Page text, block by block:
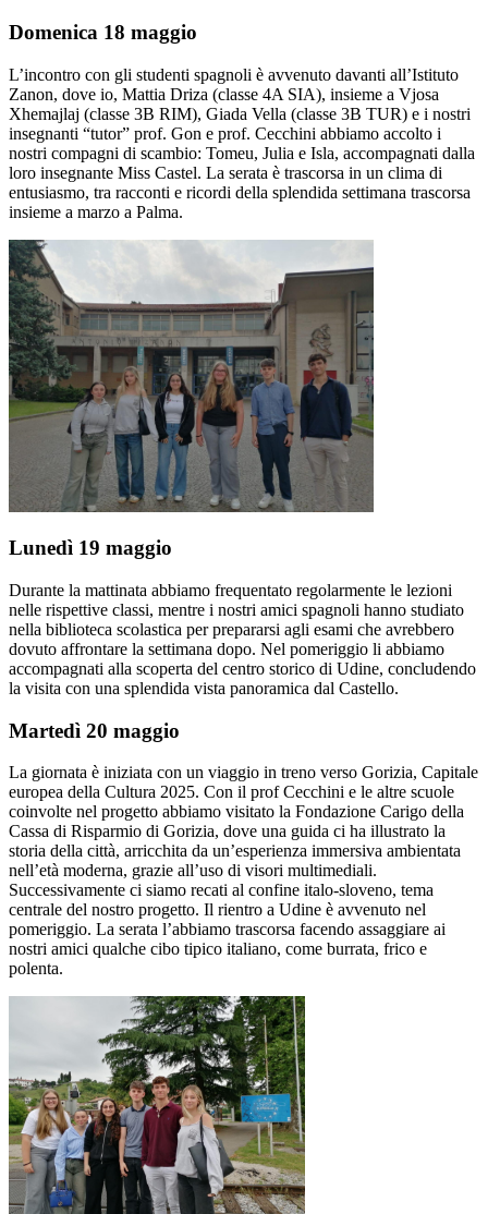
Domenica 18 maggio
L’incontro con gli studenti spagnoli è avvenuto davanti all’Istituto
Zanon, dove io, Mattia Driza (classe 4A SIA), insieme a Vjosa
Xhemajlaj (classe 3B RIM), Giada Vella (classe 3B TUR) e i nostri
insegnanti “tutor” prof. Gon e prof. Cecchini abbiamo accolto i
nostri compagni di scambio: Tomeu, Julia e Isla, accompagnati dalla
loro insegnante Miss Castel. La serata è trascorsa in un clima di
entusiasmo, tra racconti e ricordi della splendida settimana trascorsa
insieme a marzo a Palma.
Lunedì 19 maggio
Durante la mattinata abbiamo frequentato regolarmente le lezioni
nelle rispettive classi, mentre i nostri amici spagnoli hanno studiato
nella biblioteca scolastica per prepararsi agli esami che avrebbero
dovuto affrontare la settimana dopo. Nel pomeriggio li abbiamo
accompagnati alla scoperta del centro storico di Udine, concludendo
la visita con una splendida vista panoramica dal Castello.
Martedì 20 maggio
La giornata è iniziata con un viaggio in treno verso Gorizia, Capitale
europea della Cultura 2025. Con il prof Cecchini e le altre scuole
coinvolte nel progetto abbiamo visitato la Fondazione Carigo della
Cassa di Risparmio di Gorizia, dove una guida ci ha illustrato la
storia della città, arricchita da un’esperienza immersiva ambientata
nell’età moderna, grazie all’uso di visori multimediali.
Successivamente ci siamo recati al confine italo-sloveno, tema
centrale del nostro progetto. Il rientro a Udine è avvenuto nel
pomeriggio. La serata l’abbiamo trascorsa facendo assaggiare ai
nostri amici qualche cibo tipico italiano, come burrata, frico e
polenta.